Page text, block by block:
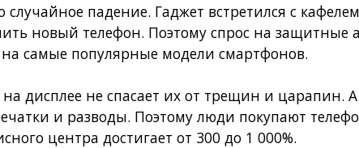
падение. Гаджет встретился с
новый телефон. Поэтому спрос на защитные
самые популярные модели смартфонов.
дисплее не спасает их от трещин и царапин.
и разводы. Поэтому люди покупают
центра достигает от 300 до 1 000%.